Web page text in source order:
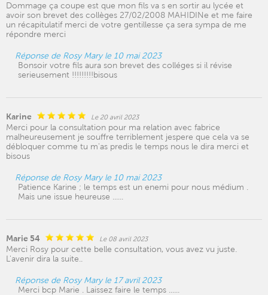
Dommage ça coupe est que mon fils va s en sortir au lycée et
avoir son brevet des collèges 27/02/2008 MAHIDINe et me faire
un récapitulatif merci de votre gentillesse ça sera sympa de me
répondre merci
Réponse de Rosy Mary le 10 mai 2023
Bonsoir votre fils aura son brevet des colléges si il révise
serieusement !!!!!!!!!bisous
Karine Le 20 avril 2023
Merci pour la consultation pour ma relation avec fabrice
malheureusement je souffre terriblement jespere que cela va se
débloquer comme tu m'as predis le temps nous le dira merci et
bisous
Réponse de Rosy Mary le 10 mai 2023
Patience Karine ; le temps est un enemi pour nous médium .
Mais une issue heureuse ......
Marie 54 Le 08 avril 2023
Merci Rosy pour cette belle consultation, vous avez vu juste.
L'avenir dira la suite..
Réponse de Rosy Mary le 17 avril 2023
Merci bcp Marie . Laissez faire le temps ......